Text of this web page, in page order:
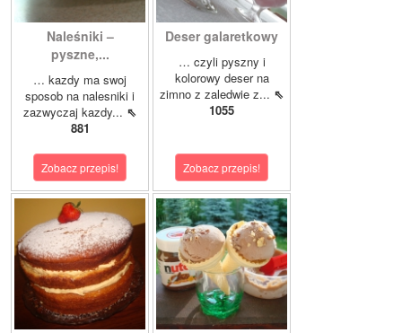
Naleśniki –
pyszne,...
… kazdy ma swoj
sposob na nalesniki i
zazwyczaj kazdy... ⇖
881
Zobacz przepis!
Deser galaretkowy
… czyli pyszny i
kolorowy deser na
zimno z zaledwie z... ⇖
1055
Zobacz przepis!